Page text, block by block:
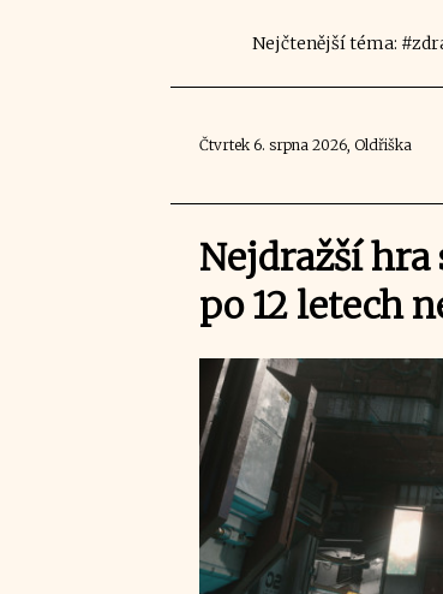
Nejčtenější téma:
Čtvrtek 6. srpna 2026, Oldřiška
Nejdražší
po 12 letech